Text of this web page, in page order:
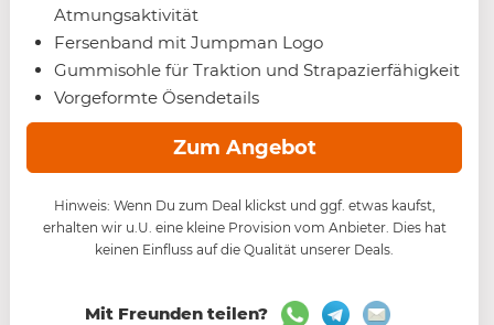
Atmungsaktivität
Fersenband mit Jumpman Logo
Gummisohle für Traktion und Strapazierfähigkeit
Vorgeformte Ösendetails
Zum Angebot
Hinweis: Wenn Du zum Deal klickst und ggf. etwas kaufst,
erhalten wir u.U. eine kleine Provision vom Anbieter. Dies hat
keinen Einfluss auf die Qualität unserer Deals.
Mit Freunden teilen?